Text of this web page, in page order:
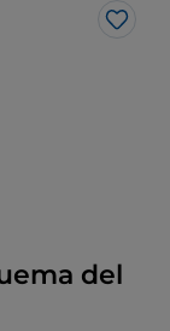
Me
del